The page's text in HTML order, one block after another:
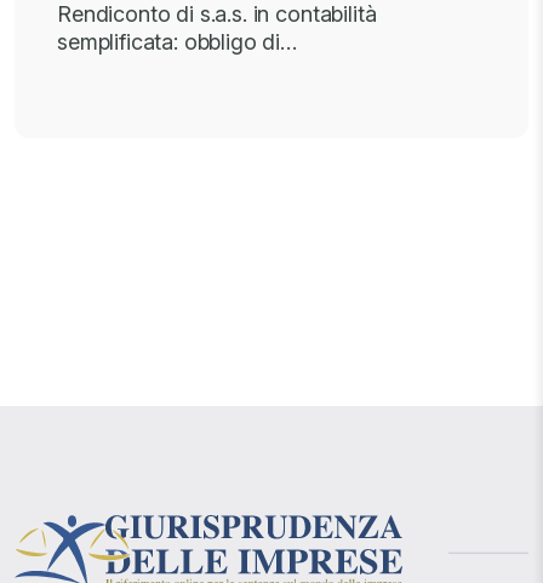
Rendiconto di s.a.s. in contabilità
semplificata: obbligo di…